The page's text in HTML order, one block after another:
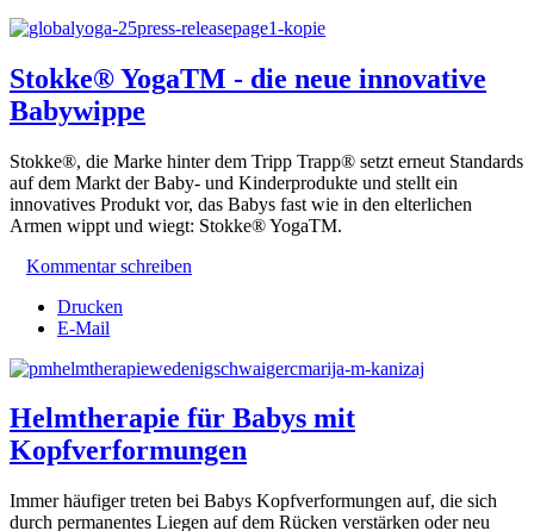
Stokke® YogaTM - die neue innovative
Babywippe
Stokke®, die Marke hinter dem Tripp Trapp® setzt erneut Standards
auf dem Markt der Baby- und Kinderprodukte und stellt ein
innovatives Produkt vor, das Babys fast wie in den elterlichen
Armen wippt und wiegt: Stokke® YogaTM.
Kommentar schreiben
Drucken
E-Mail
Helmtherapie für Babys mit
Kopfverformungen
Immer häufiger treten bei Babys Kopfverformungen auf, die sich
durch permanentes Liegen auf dem Rücken verstärken oder neu